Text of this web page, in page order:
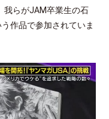
我らがJAM卒業生の石
う作品で参加されていま